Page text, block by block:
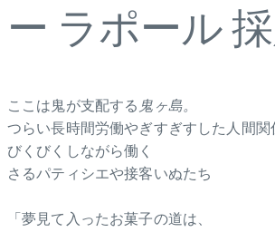
ー ラポール
ここは鬼が支配する 鬼ヶ島。
つらい長時間労働やぎすぎすした人間関
びくびくしながら働く
さるパティシエや接客いぬたち
「夢見て入ったお菓子の道は、